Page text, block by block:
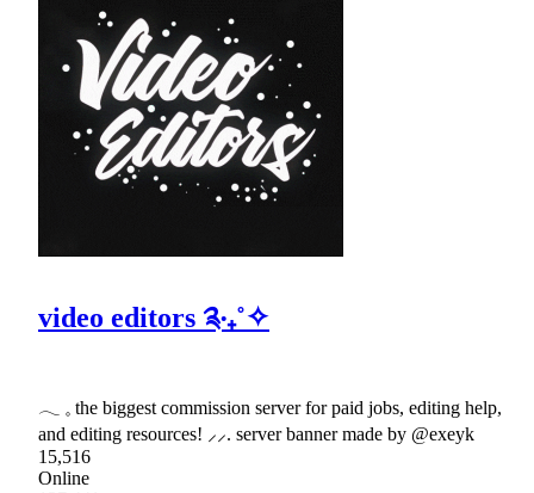
video editors ༉‧₊˚✧
𓂃 𓈒 the biggest commission server for paid jobs, editing help,
and editing resources! ⸝⸝. server banner made by @exeyk
15,516
Online